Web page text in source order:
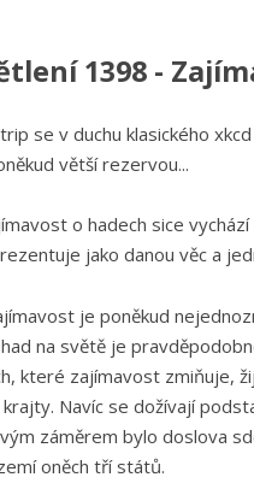
1398 -
se v duchu klasického
větší rezervou...
o hadech sice
jako danou věc a
je poněkud
na světě je
které zajímavost zmiňuje,
krajty. Navíc se dožívají
záměrem bylo doslova
oněch tří států.